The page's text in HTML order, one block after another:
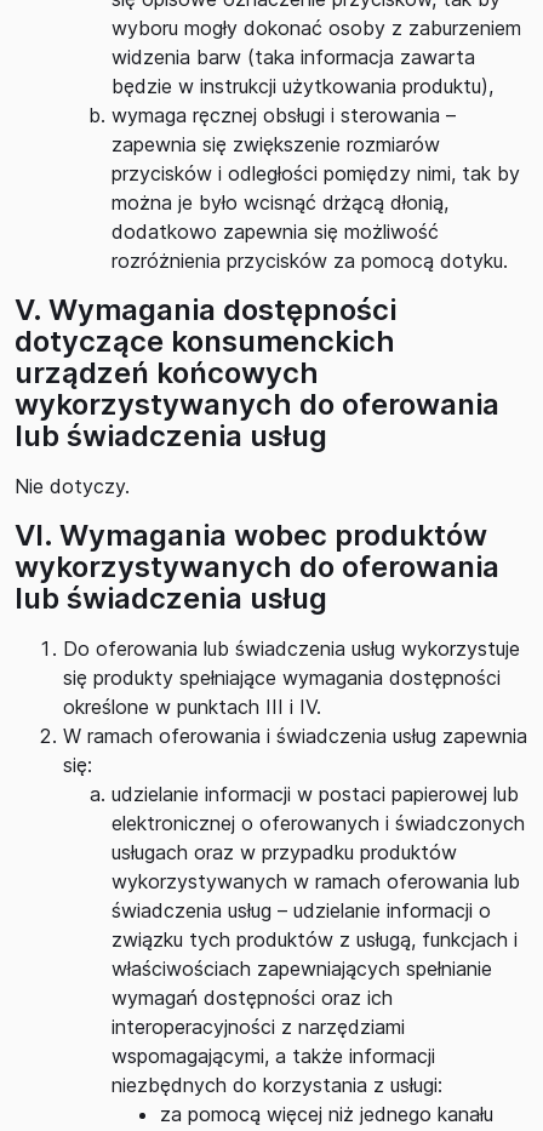
wyboru mogły dokonać osoby z zaburzeniem
widzenia barw (taka informacja zawarta
będzie w instrukcji użytkowania produktu),
wymaga ręcznej obsługi i sterowania –
zapewnia się zwiększenie rozmiarów
przycisków i odległości pomiędzy nimi, tak by
można je było wcisnąć drżącą dłonią,
dodatkowo zapewnia się możliwość
rozróżnienia przycisków za pomocą dotyku.
V. Wymagania dostępności
dotyczące konsumenckich
urządzeń końcowych
wykorzystywanych do oferowania
lub świadczenia usług
Nie dotyczy.
VI. Wymagania wobec produktów
wykorzystywanych do oferowania
lub świadczenia usług
Do oferowania lub świadczenia usług wykorzystuje
się produkty spełniające wymagania dostępności
określone w punktach III i IV.
W ramach oferowania i świadczenia usług zapewnia
się:
udzielanie informacji w postaci papierowej lub
elektronicznej o oferowanych i świadczonych
usługach oraz w przypadku produktów
wykorzystywanych w ramach oferowania lub
świadczenia usług – udzielanie informacji o
związku tych produktów z usługą, funkcjach i
właściwościach zapewniających spełnianie
wymagań dostępności oraz ich
interoperacyjności z narzędziami
wspomagającymi, a także informacji
niezbędnych do korzystania z usługi:
za pomocą więcej niż jednego kanału